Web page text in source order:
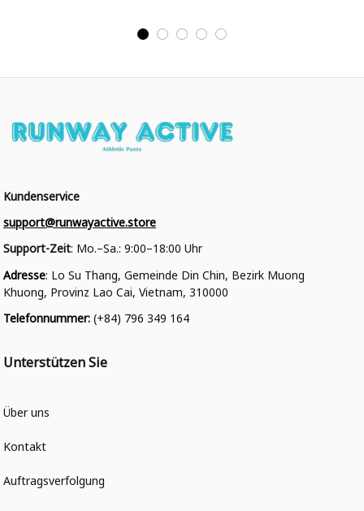
Kundenservice
support@runwayactive.store
Support-Zeit: Mo.–Sa.: 9:00–18:00 Uhr
Adresse: Lo Su Thang, Gemeinde Din Chin, Bezirk Muong
Khuong, Provinz Lao Cai, Vietnam, 310000
Telefonnummer: (+84) 796 349 164
Unterstützen Sie
Über uns
Kontakt
Auftragsverfolgung